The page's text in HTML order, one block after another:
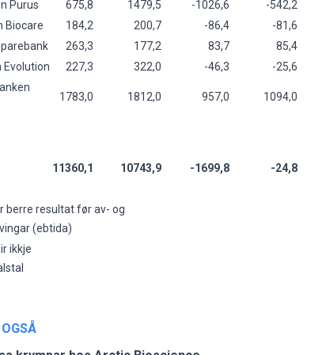
Purus 675,8 1479,5 -1026,6 -542,2
Biocare
184,2 200,7 -86,4 -81,6
263,3 177,2 83,7 85,4
Evolution
227,3 322,0 -46,3 -25,6
1783,0 1812,0 957,0 1094,0
11360,1 10743,9 -1699,8 -24,8
berre resultat før av- og
(ebtida)
ikkje